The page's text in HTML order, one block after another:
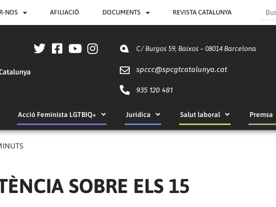
NOS AFILIACIÓ DOCUMENTS REVISTA CATALUNYA
C/ Burgos 59, Baixos – 08014 Barcelona
spccc@spcgtcatalunya.cat
935 120 481
Acció Feminista LGTBIQ+ Jurídica Salut laboral Premsa
SOBRE ELS 15